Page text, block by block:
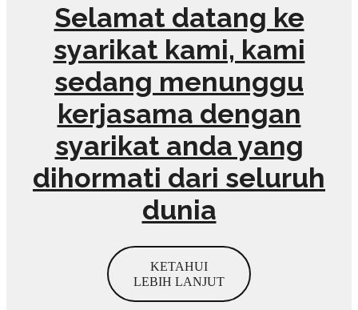
Selamat datang ke
syarikat kami, kami
sedang menunggu
kerjasama dengan
syarikat anda yang
dihormati dari seluruh
dunia
KETAHUI
LEBIH LANJUT